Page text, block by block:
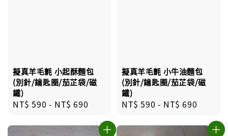
擬真羊毛氈 小起酥麵包
(別針/鑰匙圈/茄芷袋/磁
鐵)
Regular
NT$ 590 - NT$ 690
擬真羊毛氈 小牛油麵包
(別針/鑰匙圈/茄芷袋/磁
鐵)
Regular
NT$ 590 - NT$ 690